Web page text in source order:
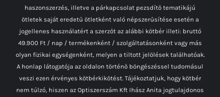
haszonszerzés, illetve a párkapcsolat pezsdítő tematikájú
ötletek saját eredetű ötletként való népszerűsítése esetén a
jogellenes használatért a szerzőt az alábbi kötbér illeti: bruttó
49.900 Ft / nap / termékenként / szolgáltatásonként vagy más
olyan fizikai egységenként, melyen a tiltott jelölések találhatóak.
A honlap látogatója az oldalon történő böngészéssel tudomásul
veszi ezen érvényes kötbérkikötést. Tájékoztatjuk, hogy kötbér
nem túlzó, hiszen az Optiszerszám Kft Ihász Anita jogtulajdonos